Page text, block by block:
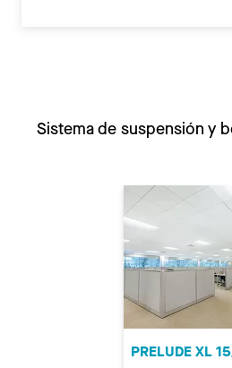
Sistema de suspensión y
PRELUDE XL